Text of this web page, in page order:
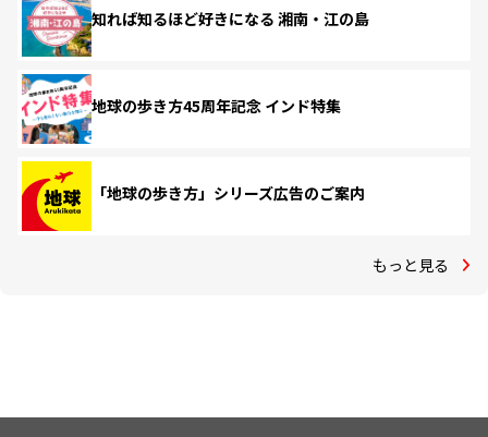
知れば知るほど好きになる 湘南・江の島
地球の歩き方45周年記念 インド特集
「地球の歩き方」シリーズ広告のご案内
もっと見る